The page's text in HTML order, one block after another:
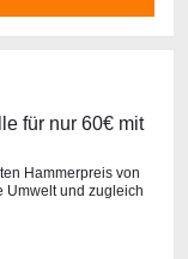
für nur 60€ mit
Hammerpreis von
Umwelt und zugleich